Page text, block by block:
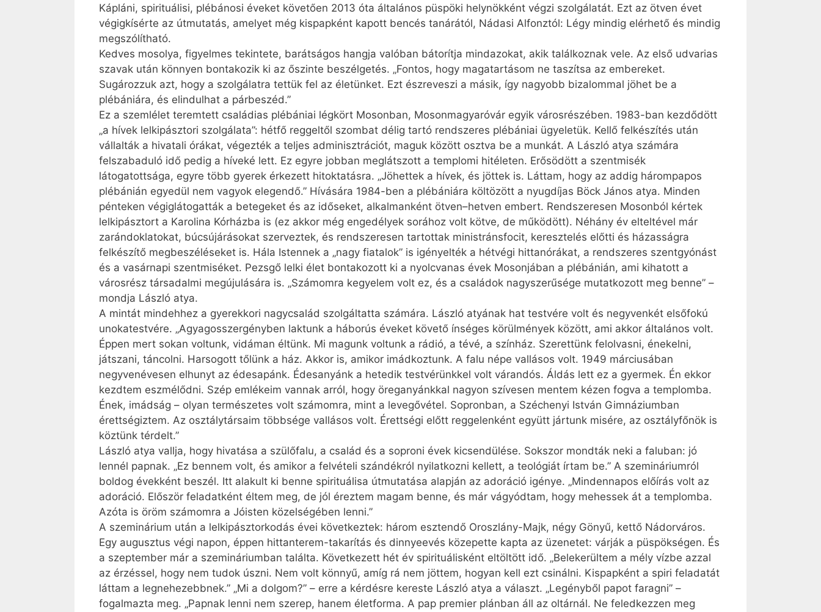
Kápláni, spirituálisi, plébánosi éveket követően 2013 óta általános püspöki helynökként végzi szolgálatát. Ezt az ötven évet
végigkísérte az útmutatás, amelyet még kispapként kapott bencés tanárától, Nádasi Alfonztól: Légy mindig elérhető és mindig
megszólítható.
Kedves mosolya, figyelmes tekintete, barátságos hangja valóban bátorítja mindazokat, akik találkoznak vele. Az első udvarias
szavak után könnyen bontakozik ki az őszinte beszélgetés. „Fontos, hogy magatartásom ne taszítsa az embereket.
Sugározzuk azt, hogy a szolgálatra tettük fel az életünket. Ezt észreveszi a másik, így nagyobb bizalommal jöhet be a
plébániára, és elindulhat a párbeszéd.”
Ez a szemlélet teremtett családias plébániai légkört Mosonban, Mosonmagyaróvár egyik városrészében. 1983-ban kezdődött
„a hívek lelkipásztori szolgálata”: hétfő reggeltől szombat délig tartó rendszeres plébániai ügyeletük. Kellő felkészítés után
vállalták a hivatali órákat, végezték a teljes adminisztrációt, maguk között osztva be a munkát. A László atya számára
felszabaduló idő pedig a híveké lett. Ez egyre jobban meglátszott a templomi hitéleten. Erősödött a szentmisék
látogatottsága, egyre több gyerek érkezett hitoktatásra. „Jöhettek a hívek, és jöttek is. Láttam, hogy az addig hárompapos
plébánián egyedül nem vagyok elegendő.” Hívására 1984-ben a plébániára költözött a nyugdíjas Böck János atya. Minden
pénteken végiglátogatták a betegeket és az időseket, alkalmanként ötven–hetven embert. Rendszeresen Mosonból kértek
lelkipásztort a Karolina Kórházba is (ez akkor még engedélyek sorához volt kötve, de működött). Néhány év elteltével már
zarándoklatokat, búcsújárásokat szerveztek, és rendszeresen tartottak ministránsfocit, keresztelés előtti és házasságra
felkészítő megbeszéléseket is. Hála Istennek a „nagy fiatalok” is igényelték a hétvégi hittanórákat, a rendszeres szentgyónást
és a vasárnapi szentmiséket. Pezsgő lelki élet bontakozott ki a nyolcvanas évek Mosonjában a plébánián, ami kihatott a
városrész társadalmi megújulására is. „Számomra kegyelem volt ez, és a családok nagyszerűsége mutatkozott meg benne” –
mondja László atya.
A mintát mindehhez a gyerekkori nagycsalád szolgáltatta számára. László atyának hat testvére volt és negyvenkét elsőfokú
unokatestvére. „Agyagosszergényben laktunk a háborús éveket követő ínséges körülmények között, ami akkor általános volt.
Éppen mert sokan voltunk, vidáman éltünk. Mi magunk voltunk a rádió, a tévé, a színház. Szerettünk felolvasni, énekelni,
játszani, táncolni. Harsogott tőlünk a ház. Akkor is, amikor imádkoztunk. A falu népe vallásos volt. 1949 márciusában
negyvenévesen elhunyt az édesapánk. Édesanyánk a hetedik testvérünkkel volt várandós. Áldás lett ez a gyermek. Én ekkor
kezdtem eszmélődni. Szép emlékeim vannak arról, hogy öreganyánkkal nagyon szívesen mentem kézen fogva a templomba.
Ének, imádság – olyan természetes volt számomra, mint a levegővétel. Sopronban, a Széchenyi István Gimnáziumban
érettségiztem. Az osztálytársaim többsége vallásos volt. Érettségi előtt reggelenként együtt jártunk misére, az osztályfőnök is
köztünk térdelt.”
László atya vallja, hogy hivatása a szülőfalu, a család és a soproni évek kicsendülése. Sokszor mondták neki a faluban: jó
lennél papnak. „Ez bennem volt, és amikor a felvételi szándékról nyilatkozni kellett, a teológiát írtam be.” A szemináriumról
boldog évekként beszél. Itt alakult ki benne spirituálisa útmutatása alapján az adoráció igénye. „Mindennapos előírás volt az
adoráció. Először feladatként éltem meg, de jól éreztem magam benne, és már vágyódtam, hogy mehessek át a templomba.
Azóta is öröm számomra a Jóisten közelségében lenni.”
A szeminárium után a lelkipásztorkodás évei következtek: három esztendő Oroszlány-Majk, négy Gönyű, kettő Nádorváros.
Egy augusztus végi napon, éppen hittanterem-takarítás és dinnyeevés közepette kapta az üzenetet: várják a püspökségen. És
a szeptember már a szemináriumban találta. Következett hét év spirituálisként eltöltött idő. „Belekerültem a mély vízbe azzal
az érzéssel, hogy nem tudok úszni. Nem volt könnyű, amíg rá nem jöttem, hogyan kell ezt csinálni. Kispapként a spiri feladatát
láttam a legnehezebbnek.” „Mi a dolgom?” – erre a kérdésre kereste László atya a választ. „Legényből papot faragni” –
fogalmazta meg. „Papnak lenni nem szerep, hanem életforma. A pap premier plánban áll az oltárnál. Ne feledkezzen meg